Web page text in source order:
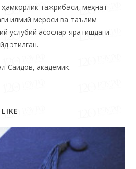
тажрибаси, меҳнат
илмий мероси ва таълим
услубий асослар яратишдаги
этилган.
Саидов, академик.